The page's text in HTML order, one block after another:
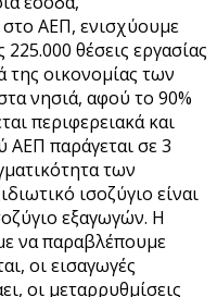
στο ΑΕΠ, ενισχύουμε
θέσεις εργασίας
της οικονομίας των
νησιά, αφού το 90%
περιφερειακά και
ΑΕΠ παράγεται σε 3
των
ισοζύγιο είναι
εξαγωγών. Η
να παραβλέπουμε
οι εισαγωγές
οι μεταρρυθμίσεις